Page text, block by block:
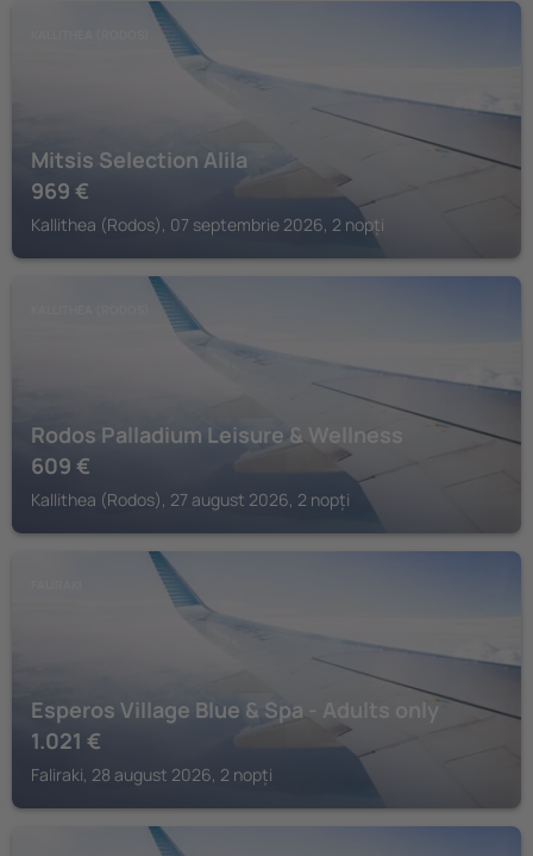
Mitsis Selection Alila
969 €
Kallithea (Rodos), 07 septembrie 2026, 2 nopți
Rodos Palladium Leisure & Wellness
609 €
Kallithea (Rodos), 27 august 2026, 2 nopți
Esperos Village Blue & Spa - Adults only
1.021 €
Faliraki, 28 august 2026, 2 nopți